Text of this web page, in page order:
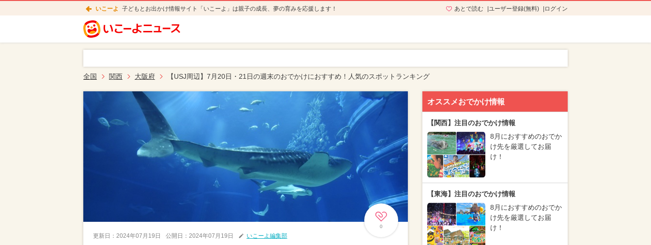
いこーよ 子どもとお出かけ情報サイト「いこーよ」は親子の成長、夢の育みを応援します！ あとで読む ユーザー登録(無料) ログイン
全国 関西 大阪府 【USJ周辺】7月20日・21日の週末のおでかけにおすすめ！人気のスポットランキング
0
更新日： 2024年07月19日 公開日： 2024年07月19日 いこーよ編集部
オススメおでかけ情報
【関西】注目のおでかけ情報
8月におすすめのおでか
け先を厳選してお届
け！
【東海】注目のおでかけ情報
8月におすすめのおでか
け先を厳選してお届
け！